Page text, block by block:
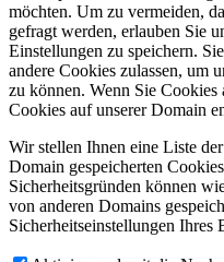
möchten. Um zu vermeiden,
gefragt werden, erlauben Sie
Einstellungen zu speichern.
andere Cookies zulassen, um
zu können. Wenn Sie Cookies
Cookies auf unserer Domain
Wir stellen Ihnen eine Liste
Domain gespeicherten
Sicherheitsgründen können
von anderen Domains
Sicherheitseinstellungen Ihres